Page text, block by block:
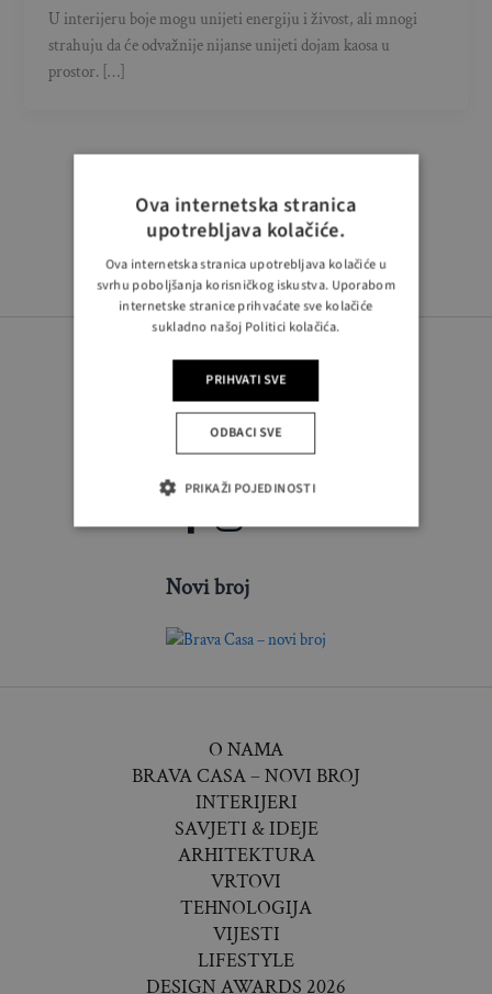
U interijeru boje mogu unijeti energiju i živost, ali mnogi
strahuju da će odvažnije nijanse unijeti dojam kaosa u
prostor. […]
PRATITE NAS
Novi broj
O NAMA
BRAVA CASA – NOVI BROJ
INTERIJERI
SAVJETI & IDEJE
ARHITEKTURA
VRTOVI
TEHNOLOGIJA
VIJESTI
LIFESTYLE
DESIGN AWARDS 2026
Ova internetska stranica
upotrebljava kolačiće.
Ova internetska stranica upotrebljava kolačiće u
svrhu poboljšanja korisničkog iskustva. Uporabom
internetske stranice prihvaćate sve kolačiće
sukladno našoj Politici kolačića.
PRIHVATI SVE
ODBACI SVE
PRIKAŽI POJEDINOSTI